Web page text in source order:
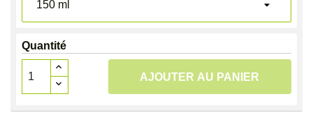
Quantité
AJOUTER AU PANIER